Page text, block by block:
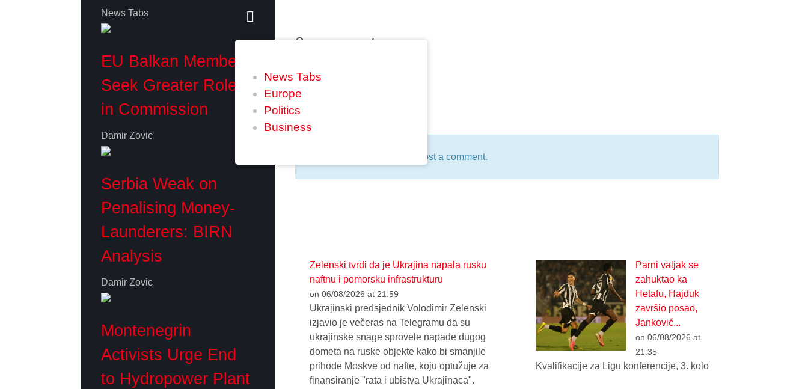
News Tabs
Europe
Politics
Business
News Tabs
EU Balkan Members
Seek Greater Role
in Commission
Damir Zovic
Serbia Weak on
Penalising Money-
Launderers: BIRN
Analysis
Damir Zovic
Montenegrin
Activists Urge End
to Hydropower Plant
0 comments
Reply
to post a comment.
Zelenski tvrdi da je Ukrajina napala rusku
naftnu i pomorsku infrastrukturu
on 06/08/2026 at 21:59
Ukrajinski predsjednik Volodimir Zelenski
izjavio je večeras na Telegramu da su
ukrajinske snage sprovele napade dugog
dometa na ruske objekte kako bi smanjile
prihode Moskve od nafte, koju optužuje za
finansiranje "rata i ubistva Ukrajinaca".
Parni valjak se
zahuktao ka
Hetafu, Hajduk
završio posao,
Janković...
on 06/08/2026 at
21:35
Kvalifikacije za Ligu konferencije, 3. kolo